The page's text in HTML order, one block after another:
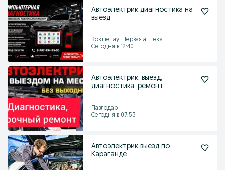
Автоэлектрик диагностика на
выезд
Кокшетау, Первая аптека
Сегодня в 12:40
Автоэлектрик, выезд,
диагностика, ремонт
Павлодар
Сегодня в 07:53
Автоэлектрик выезд по
Караганде